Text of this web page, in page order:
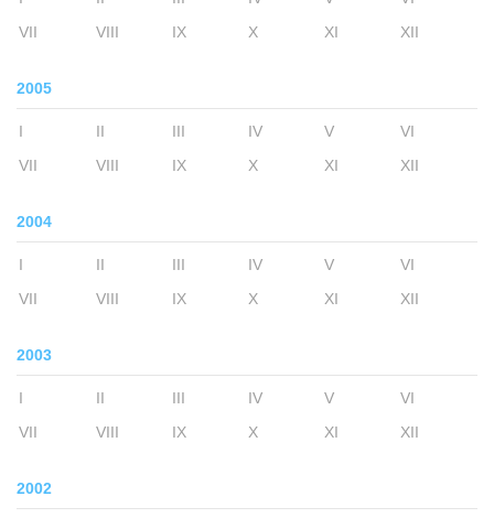
VII
VIII IX X XI XII
2005
I II III IV V
VI
VII
VIII IX X XI XII
2004
I II III IV V
VI
VII
VIII IX X XI XII
2003
I II III IV V
VI
VII
VIII IX X XI XII
2002